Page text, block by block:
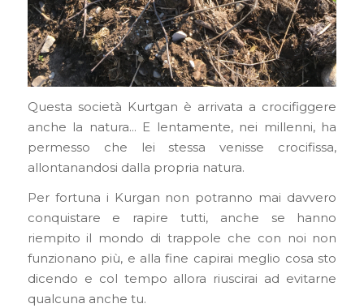
Questa società Kurtgan è arrivata a crocifiggere
anche la natura… E lentamente, nei millenni, ha
permesso che lei stessa venisse crocifissa,
allontanandosi dalla propria natura.
Per fortuna i Kurgan non potranno mai davvero
conquistare e rapire tutti, anche se hanno
riempito il mondo di trappole che con noi non
funzionano più, e alla fine capirai meglio cosa sto
dicendo e col tempo allora riuscirai ad evitarne
qualcuna anche tu.